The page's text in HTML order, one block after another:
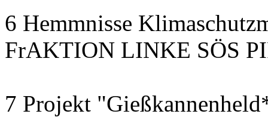
6 Hemmnisse
FrAKTION LINKE SÖS
7 Projekt